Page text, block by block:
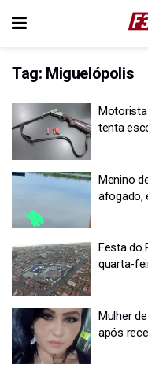
Tag: Miguelópolis
Motorista
tenta
Menino
afogado,
Festa do
quarta-
Mulher
após